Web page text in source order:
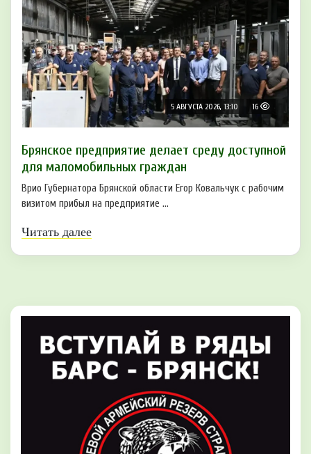
5 АВГУСТА 2026, 13:10 16
Брянское предприятие делает среду доступной
для маломобильных граждан
Врио Губернатора Брянской области Егор Ковальчук с рабочим
визитом прибыл на предприятие ...
Читать далее